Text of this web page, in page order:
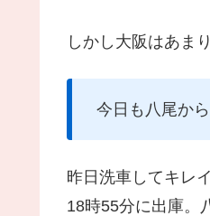
しかし大阪はあま
今日も八尾か
昨日洗車してキレ
18時55分に出庫。